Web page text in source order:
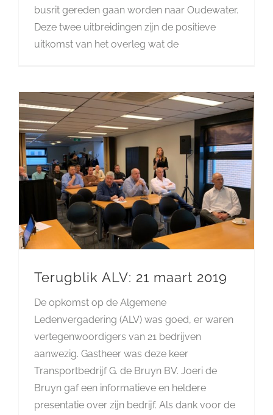
busrit gereden gaan worden naar Oudewater.
Deze twee uitbreidingen zijn de positieve
uitkomst van het overleg wat de
Terugblik ALV: 21 maart 2019
De opkomst op de Algemene
Ledenvergadering (ALV) was goed, er waren
vertegenwoordigers van 21 bedrijven
aanwezig. Gastheer was deze keer
Transportbedrijf G. de Bruyn BV. Joeri de
Bruyn gaf een informatieve en heldere
presentatie over zijn bedrijf. Als dank voor de